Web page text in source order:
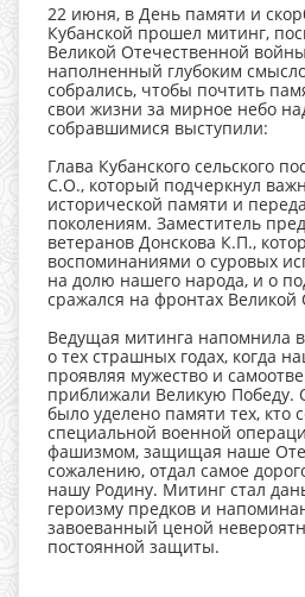
22 июня, в День памяти и
Кубанской прошел митинг,
Великой Отечественной
наполненный глубоким
собрались, чтобы почтить
свои жизни за мирное небо
собравшимися выступили:
Глава Кубанского сельского
С.О., который подчеркнул
исторической памяти и
поколениям. Заместитель
ветеранов Донскова К.П.,
воспоминаниями о суровых
на долю нашего народа, и о
сражался на фронтах Великой
Ведущая митинга напомнила
о тех страшных годах, когда
проявляя мужество и
приближали Великую Победу.
было уделено памяти тех, кто
специальной военной
фашизмом, защищая наше
сожалению, отдал самое
нашу Родину. Митинг стал
героизму предков и
завоеванный ценой
постоянной защиты.